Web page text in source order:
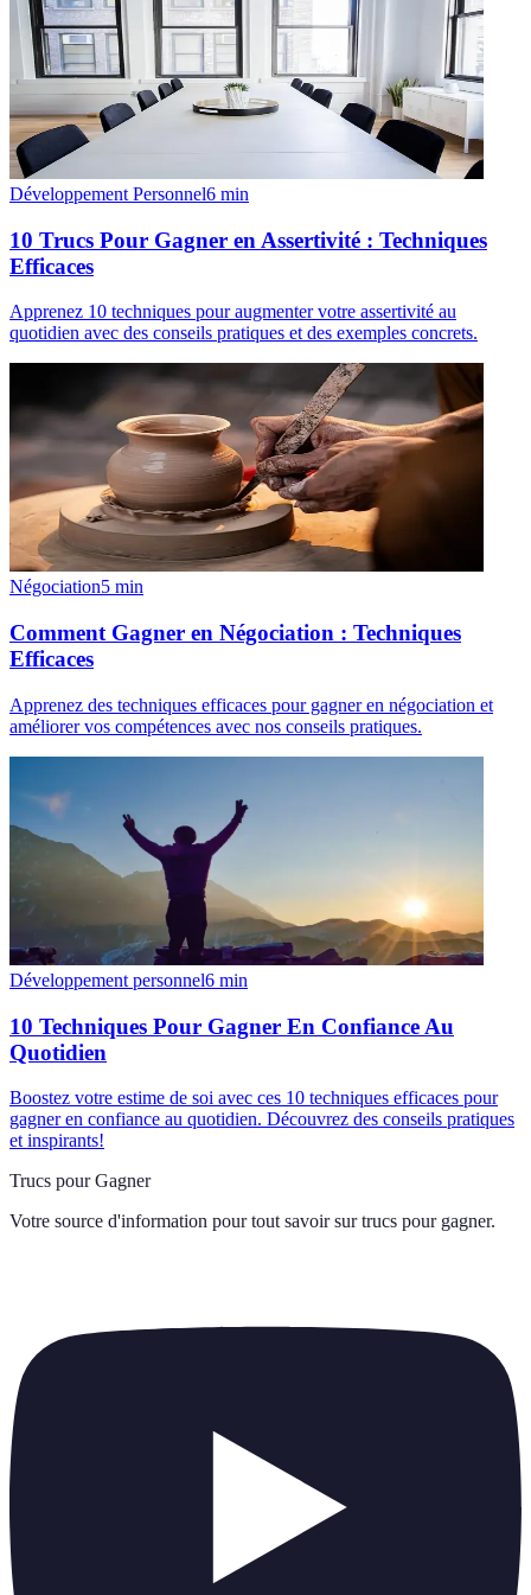
Développement Personnel6 min
10 Trucs Pour Gagner en Assertivité : Techniques
Efficaces
Apprenez 10 techniques pour augmenter votre assertivité au
quotidien avec des conseils pratiques et des exemples concrets.
Négociation5 min
Comment Gagner en Négociation : Techniques
Efficaces
Apprenez des techniques efficaces pour gagner en négociation et
améliorer vos compétences avec nos conseils pratiques.
Développement personnel6 min
10 Techniques Pour Gagner En Confiance Au
Quotidien
Boostez votre estime de soi avec ces 10 techniques efficaces pour
gagner en confiance au quotidien. Découvrez des conseils pratiques
et inspirants!
Trucs pour Gagner
Votre source d'information pour tout savoir sur trucs pour gagner.